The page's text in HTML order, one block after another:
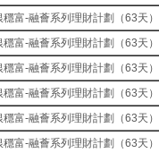
穩富-融薈系列理財計劃（63天）
穩富-融薈系列理財計劃（63天）
穩富-融薈系列理財計劃（63天）
穩富-融薈系列理財計劃（63天）
穩富-融薈系列理財計劃（63天）
穩富-融薈系列理財計劃（63天）